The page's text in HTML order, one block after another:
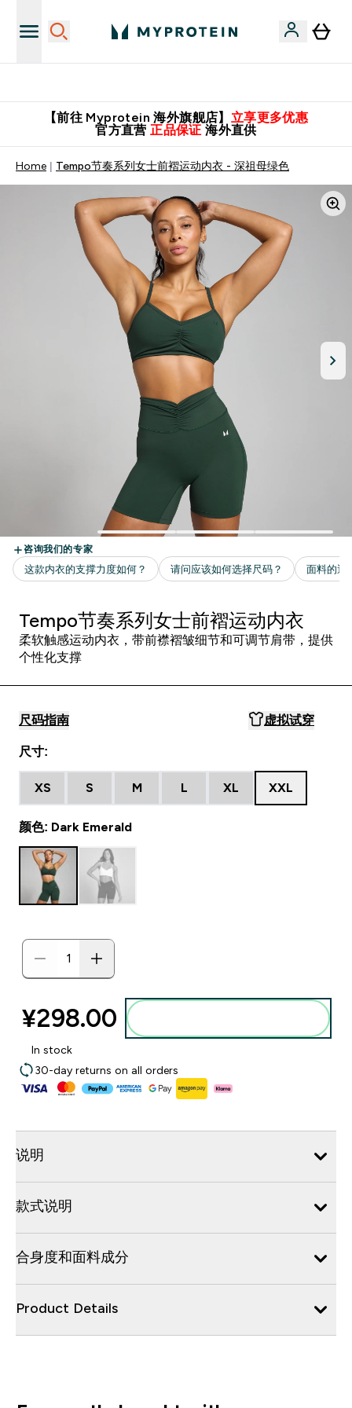
【前往 Myprotein 海外旗舰店】 立享更多优惠
官方直营 正品保证 海外直供
Home Tempo节奏系列女士前褶运动内衣 - 深祖母绿色
Tempo节奏系列女士前褶运动内衣
柔软触感运动内衣，带前襟褶皱细节和可调节肩带，提供
个性化支撑
尺码指南 虚拟试穿
尺寸:
XS S M L XL XXL
颜色: Dark Emerald
¥298.00‎
In stock
30-day returns on all orders
说明
款式说明
合身度和面料成分
Product Details